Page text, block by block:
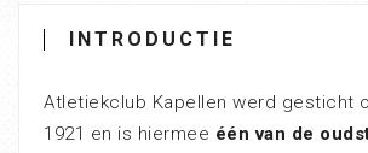
INTRODUCTIE
Atletiekclub Kapellen werd gesticht
1921 en is hiermee één van de